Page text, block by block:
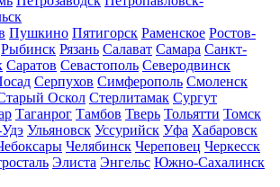
Пушкино Пятигорск Раменское Ростов-
Рыбинск Рязань Салават Самара Санкт-
Саратов Севастополь Северодвинск
Серпухов Симферополь Смоленск
Оскол Стерлитамак Сургут
Таганрог Тамбов Тверь Тольятти Томск
Ульяновск Уссурийск Уфа Хабаровск
Челябинск Череповец Черкесск
Элиста Энгельс Южно-Сахалинск